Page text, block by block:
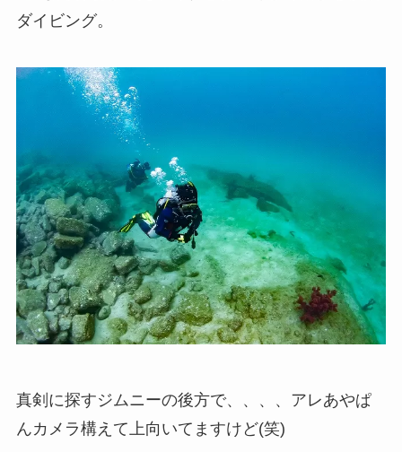
ダイビング。
真剣に探すジムニーの後方で、、、、アレあやぱ
んカメラ構えて上向いてますけど(笑)